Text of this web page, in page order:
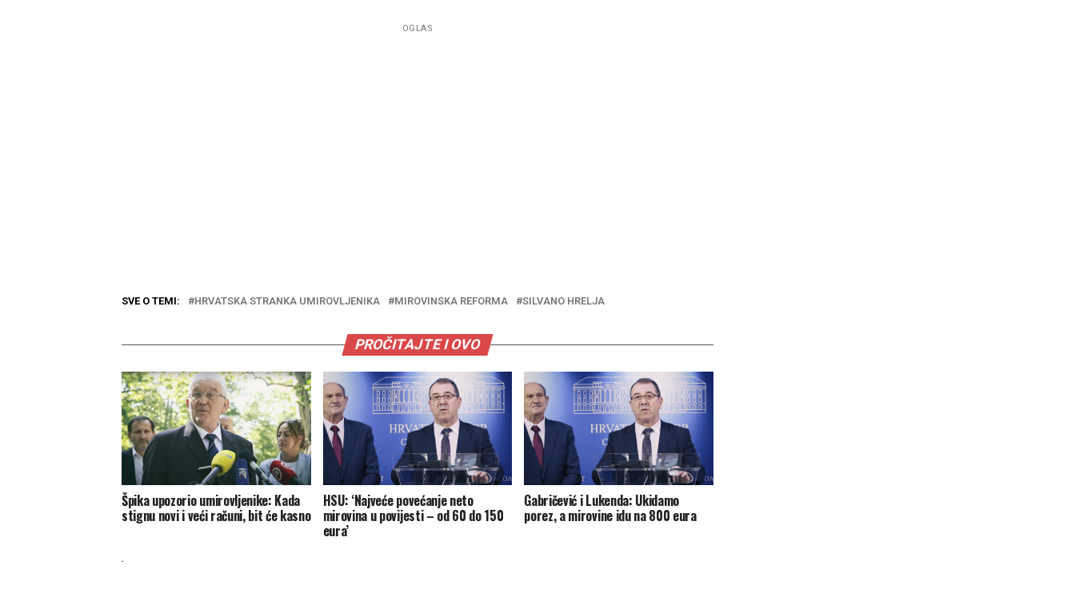
OGLAS
SVE O TEMI: HRVATSKA STRANKA UMIROVLJENIKA MIROVINSKA REFORMA SILVANO HRELJA
PROČITAJTE I OVO
Špika upozorio umirovljenike: Kada
stignu novi i veći računi, bit će kasno
HSU: ‘Najveće povećanje neto
mirovina u povijesti – od 60 do 150
eura’
Gabričević i Lukenda: Ukidamo
porez, a mirovine idu na 800 eura
.